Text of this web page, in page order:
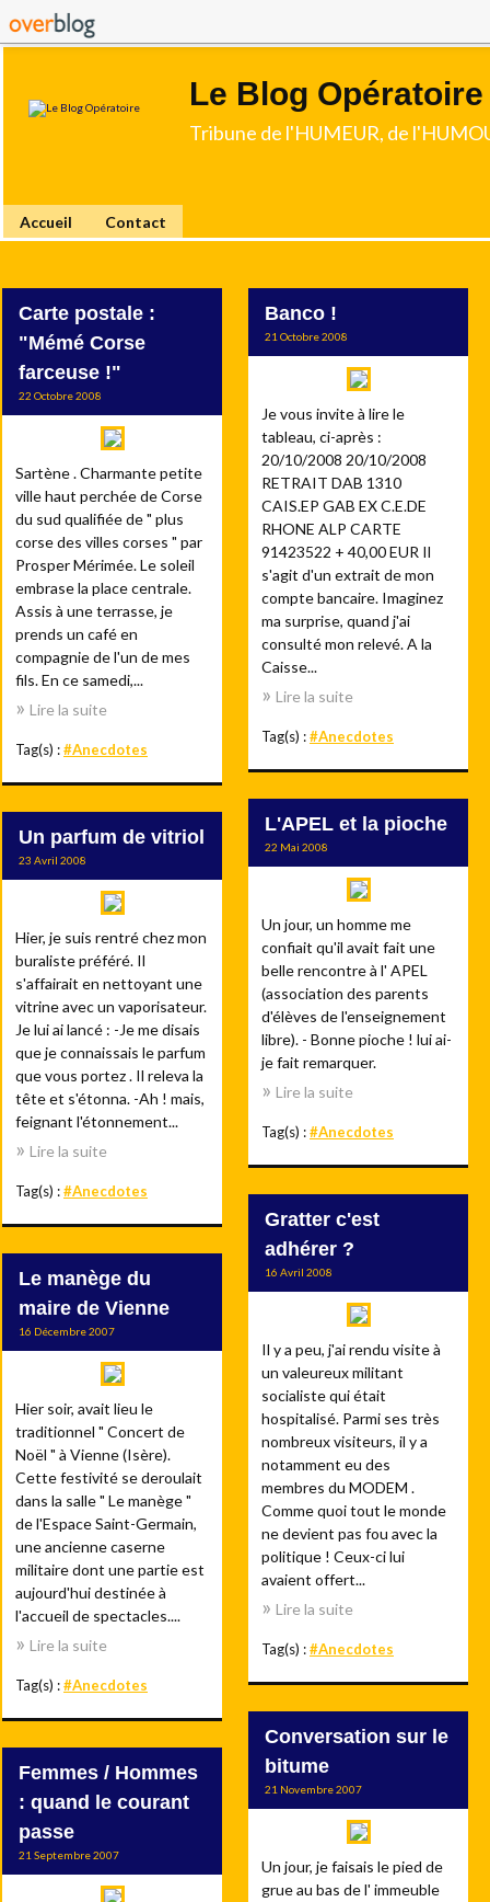
Le Blog Opératoire
Tribune de l'HUMEUR, de
Accueil Contact
Carte postale :
"Mémé Corse
farceuse !"
22 Octobre 2008
Sartène . Charmante petite
ville haut perchée de Corse
du sud qualifiée de " plus
corse des villes corses " par
Prosper Mérimée. Le soleil
embrase la place centrale.
Assis à une terrasse, je
prends un café en
compagnie de l'un de mes
fils. En ce samedi,...
Lire la suite
Tag(s) :#Anecdotes
Banco !
21 Octobre 2008
Je vous invite à lire le
tableau, ci-après :
20/10/2008 20/10/2008
RETRAIT DAB 1310
CAIS.EP GAB EX C.E.DE
RHONE ALP CARTE
91423522 + 40,00 EUR Il
s'agit d'un extrait de mon
compte bancaire. Imaginez
ma surprise, quand j'ai
consulté mon relevé. A la
Caisse...
Lire la suite
Tag(s) :#Anecdotes
L'APEL et la pioche
22 Mai 2008
Un jour, un homme me
confiait qu'il avait fait une
belle rencontre à l' APEL
(association des parents
d'élèves de l'enseignement
libre). - Bonne pioche ! lui ai-
je fait remarquer.
Lire la suite
Tag(s) :#Anecdotes
Un parfum de vitriol
23 Avril 2008
Hier, je suis rentré chez mon
buraliste préféré. Il
s'affairait en nettoyant une
vitrine avec un vaporisateur.
Je lui ai lancé : -Je me disais
que je connaissais le parfum
que vous portez . Il releva la
tête et s'étonna. -Ah ! mais,
feignant l'étonnement...
Lire la suite
Tag(s) :#Anecdotes
Gratter c'est
adhérer ?
16 Avril 2008
Il y a peu, j'ai rendu visite à
un valeureux militant
socialiste qui était
hospitalisé. Parmi ses très
nombreux visiteurs, il y a
notamment eu des
membres du MODEM .
Comme quoi tout le monde
ne devient pas fou avec la
politique ! Ceux-ci lui
avaient offert...
Lire la suite
Tag(s) :#Anecdotes
Le manège du
maire de Vienne
16 Décembre 2007
Hier soir, avait lieu le
traditionnel " Concert de
Noël " à Vienne (Isère).
Cette festivité se deroulait
dans la salle " Le manège "
de l'Espace Saint-Germain,
une ancienne caserne
militaire dont une partie est
aujourd'hui destinée à
l'accueil de spectacles....
Lire la suite
Tag(s) :#Anecdotes
Conversation sur le
bitume
21 Novembre 2007
Un jour, je faisais le pied de
grue au bas de l' immeuble
Femmes / Hommes
: quand le courant
passe
21 Septembre 2007